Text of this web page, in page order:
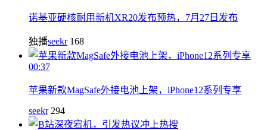
诺基亚硬核耐用新机XR20发布预热，7月27日发布
独播seekr 168
00:37
苹果新款MagSafe外接电池上架，iPhone12系列专享
seekr 294